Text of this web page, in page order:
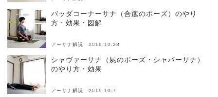
バッダコーナーサナ（合蹠のポーズ）のやり
方・効果・図解
アーサナ解説 2019.10.28
シャヴァーサナ（屍のポーズ・シャバーサナ）
のやり方・効果
アーサナ解説 2019.10.7